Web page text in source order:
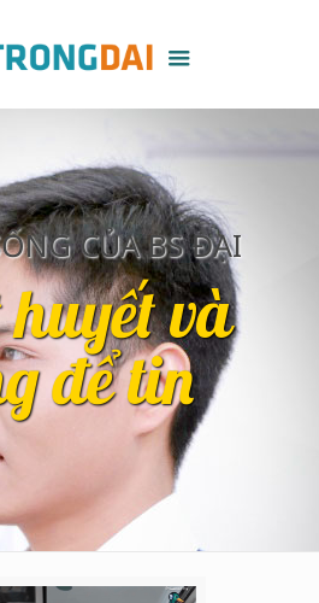
CỦA BS ĐẠI
và
để tin